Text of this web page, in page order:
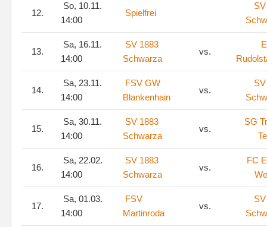
12.
So, 10.11.
14:00
Spielfrei
13.
Sa, 16.11.
14:00
SV 1883
Schwarza
vs.
14.
Sa, 23.11.
14:00
FSV GW
Blankenhain
vs.
15.
Sa, 30.11.
14:00
SV 1883
Schwarza
vs.
SG
16.
Sa, 22.02.
14:00
SV 1883
Schwarza
vs.
FC
17.
Sa, 01.03.
14:00
FSV
Martinroda
vs.